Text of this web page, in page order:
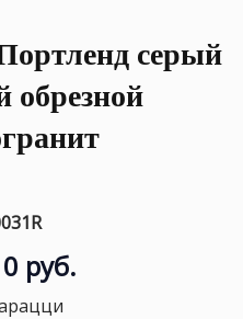
серый
обрезной
руб.